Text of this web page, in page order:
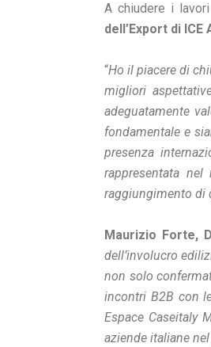
A chiudere i lavori
dell’Export di ICE
“Ho il piacere di
migliori
adeguatamente
fondamentale e
presenza
rappresentata
raggiungimento di
Maurizio Forte,
dell’involucro
non solo
incontri B2B con
Espace Caseitaly
aziende italiane